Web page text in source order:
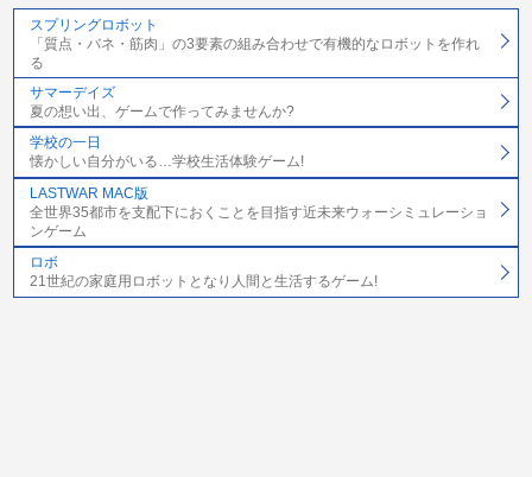
スプリングロボット
「質点・バネ・筋肉」の3要素の組み合わせで有機的なロボットを作れ
る
サマーデイズ
夏の想い出、ゲームで作ってみませんか?
学校の一日
懐かしい自分がいる…学校生活体験ゲーム!
LASTWAR MAC版
全世界35都市を支配下におくことを目指す近未来ウォーシミュレーショ
ンゲーム
ロボ
21世紀の家庭用ロボットとなり人間と生活するゲーム!